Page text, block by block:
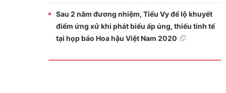
Sau 2 năm đương nhiệm, Tiểu Vy để lộ khuyết
điểm ứng xử khi phát biểu ấp úng, thiếu tinh tế
tại họp báo Hoa hậu Việt Nam 2020